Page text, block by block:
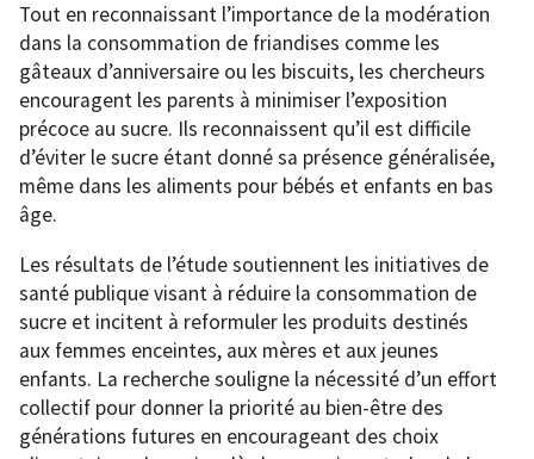
Tout en reconnaissant l’importance de la modération
dans la consommation de friandises comme les
gâteaux d’anniversaire ou les biscuits, les chercheurs
encouragent les parents à minimiser l’exposition
précoce au sucre. Ils reconnaissent qu’il est difficile
d’éviter le sucre étant donné sa présence généralisée,
même dans les aliments pour bébés et enfants en bas
âge.
Les résultats de l’étude soutiennent les initiatives de
santé publique visant à réduire la consommation de
sucre et incitent à reformuler les produits destinés
aux femmes enceintes, aux mères et aux jeunes
enfants. La recherche souligne la nécessité d’un effort
collectif pour donner la priorité au bien-être des
générations futures en encourageant des choix